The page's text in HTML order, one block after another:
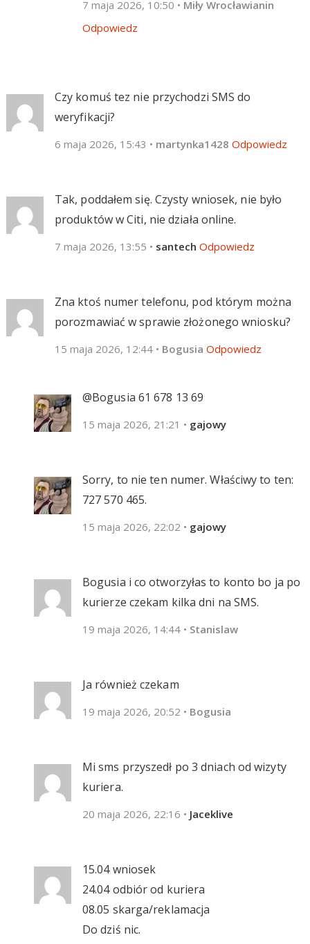
7 maja 2026, 10:50 • Miły Wrocławianin
Odpowiedz
Czy komuś tez nie przychodzi SMS do
weryfikacji?
6 maja 2026, 15:43 • martynka1428 Odpowiedz
Tak, poddałem się. Czysty wniosek, nie było
produktów w Citi, nie działa online.
7 maja 2026, 13:55 • santech Odpowiedz
Zna ktoś numer telefonu, pod którym można
porozmawiać w sprawie złożonego wniosku?
15 maja 2026, 12:44 • Bogusia Odpowiedz
@Bogusia ‪61 678 13 69‬
15 maja 2026, 21:21 • gajowy
Sorry, to nie ten numer. Właściwy to ten:
727 570 465.
15 maja 2026, 22:02 • gajowy
Bogusia i co otworzyłas to konto bo ja po
kurierze czekam kilka dni na SMS.
19 maja 2026, 14:44 • Stanislaw
Ja również czekam
19 maja 2026, 20:52 • Bogusia
Mi sms przyszedł po 3 dniach od wizyty
kuriera.
20 maja 2026, 22:16 • Jaceklive
15.04 wniosek
24.04 odbiór od kuriera
08.05 skarga/reklamacja
Do dziś nic.